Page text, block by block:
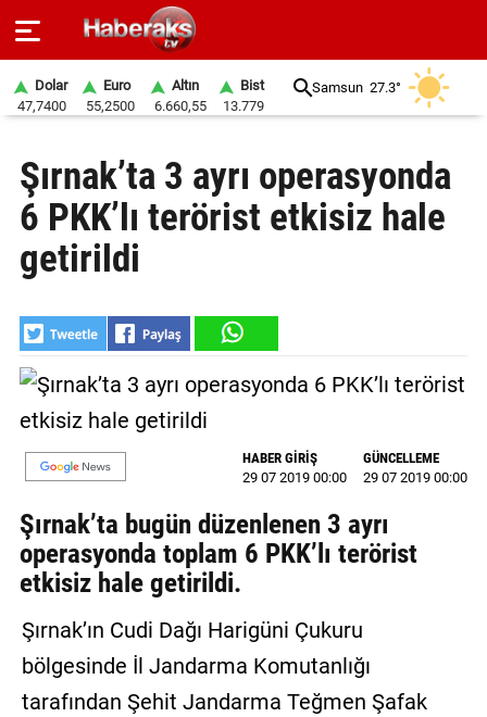
SPOR
YAŞAM
EKONOMİ
BELEDİYELER
SAĞLIK
SİYASET
EĞİTİM
GALERİ
VİDEO
BİZE
ULAŞIN
Dolar
47,7400
Euro
55,2500
Altın
6.660,55
Bist
13.779
Samsun 27.3°
Şırnak’ta 3 ayrı operasyonda
6 PKK’lı terörist etkisiz hale
getirildi
HABER GİRİŞ
29 07 2019 00:00
GÜNCELLEME
29 07 2019 00:00
Şırnak’ta bugün düzenlenen 3 ayrı
operasyonda toplam 6 PKK’lı terörist
etkisiz hale getirildi.
Şırnak’ın Cudi Dağı Harigüni Çukuru
bölgesinde İl Jandarma Komutanlığı
tarafından Şehit Jandarma Teğmen Şafak